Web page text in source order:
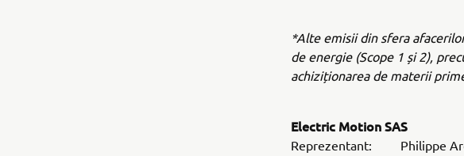
*Alte emisii din sfera
de energie (Scope 1 și 2),
achiziționarea de materii
Electric Motion SAS
Reprezentant: Philippe